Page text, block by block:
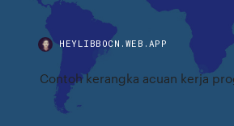
HEYLIBBOCN.WEB.APP
Contoh kerangka acuan kerja